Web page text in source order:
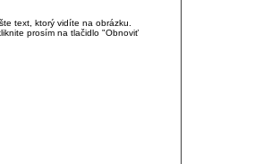
text, ktorý vidíte na obrázku.
prosím na tlačidlo "Obnoviť